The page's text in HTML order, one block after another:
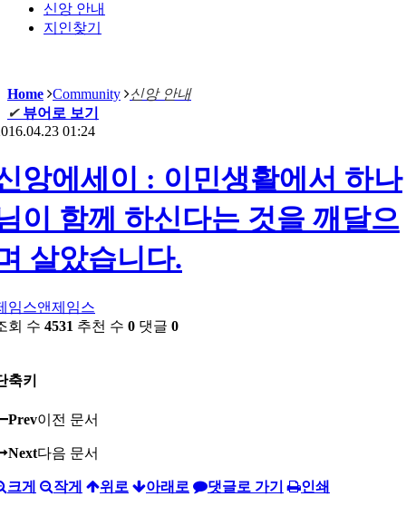
신앙 안내
지인찾기
Home Community
신앙 안내
✔ 뷰어로 보기
01:24
앙에세이 : 이민생활에서 하나
이 함께 하신다는 것을 깨달으
살았습니다.
임스앤제임스
회 수 4531 추천 수 0 댓글 0
축키
Prev이전 문서
Next다음 문서
크게 작게 위로 아래로 댓글로 가기 인쇄